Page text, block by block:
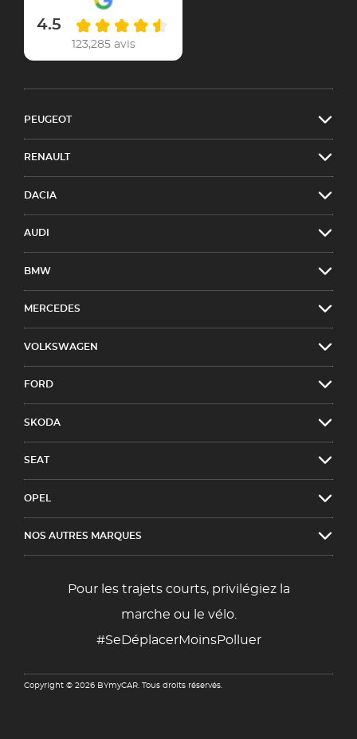
4.5
123,285 avis
PEUGEOT
RENAULT
DACIA
AUDI
BMW
MERCEDES
VOLKSWAGEN
FORD
SKODA
SEAT
OPEL
NOS AUTRES MARQUES
Pour les trajets courts, privilégiez la
marche ou le vélo.
#SeDéplacerMoinsPolluer
Copyright © 2026 BYmyCAR. Tous droits réservés.